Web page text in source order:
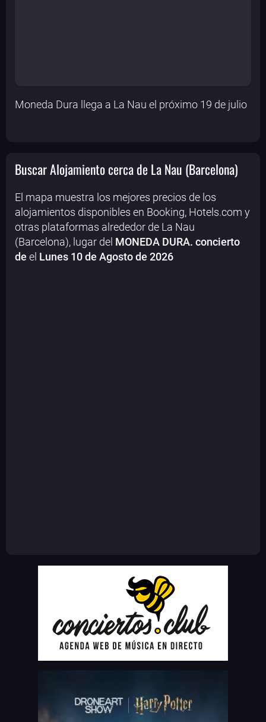
Moneda Dura llega a La Nau el próximo 19 de julio
Buscar Alojamiento cerca de La Nau (Barcelona)
El mapa muestra los mejores precios de los
alojamientos disponibles en Booking, Hotels.com y
otras plataformas alrededor de La Nau
(Barcelona), lugar del MONEDA DURA. concierto
de el Lunes 10 de Agosto de 2026